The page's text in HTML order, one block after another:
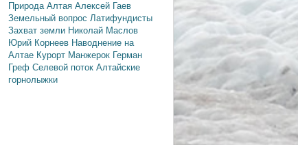
Природа Алтая Алексей Гаев
Земельный вопрос Латифундисты
Захват земли Николай Маслов
Юрий Корнеев Наводнение на
Алтае Курорт Манжерок Герман
Греф Селевой поток Алтайские
горнолыжки